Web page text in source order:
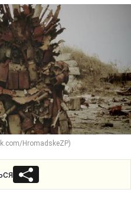
HromadskeZP)